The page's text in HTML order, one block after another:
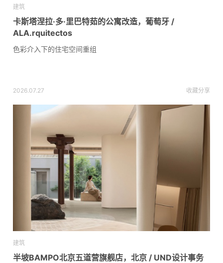
建筑
卡斯塔涅拉·多·里巴特茹的公寓改造，葡萄牙 /
ALA.rquitectos
色彩介入下的住宅空间重组
2026.07.27 收藏分享
建筑
半坡BAMPO北京五道营旗舰店，北京 / UND设计事务